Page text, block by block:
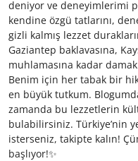
deniyor ve deneyimlerimi
kendine özgü tatlarını,
gizli kalmış lezzet
Gaziantep baklavasına,
muhlamasına kadar
Benim için her tabak bir
en büyük tutkum.
zamanda bu lezzetlerin
bulabilirsiniz. Türkiye’nin
isterseniz, takipte kalın!
başlıyor!✨